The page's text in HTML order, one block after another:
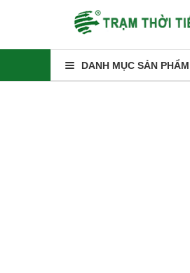
DANH MỤC SẢN PHẨM